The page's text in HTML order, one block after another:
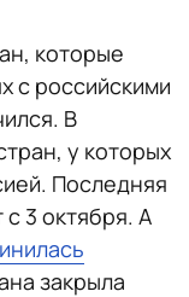
которые
с российскими
В
у которых
Последняя
с 3 октября. А
закрыла